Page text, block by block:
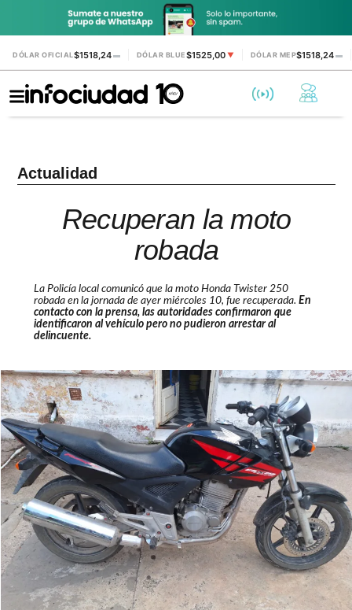
DÓLAR OFICIAL$1518,24 ▬ DÓLAR BLUE$1525,00 ▼ DÓLAR MEP$1518,24▬
Actualidad
Recuperan la moto
robada
La Policía local comunicó que la moto Honda Twister 250
robada en la jornada de ayer miércoles 10, fue recuperada. En
contacto con la prensa, las autoridades confirmaron que
identificaron al vehículo pero no pudieron arrestar al
delincuente.